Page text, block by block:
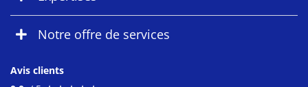
Notre offre de services
Avis clients